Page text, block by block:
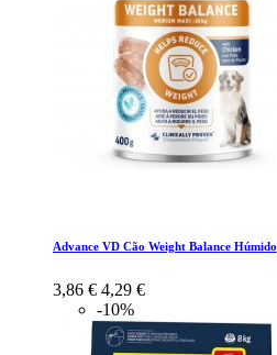
Advance VD Cão Weight Balance Húmido
3,86 € 4,29 €
-10%